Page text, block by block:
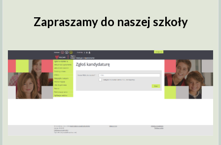
Zapraszamy do naszej szkoły